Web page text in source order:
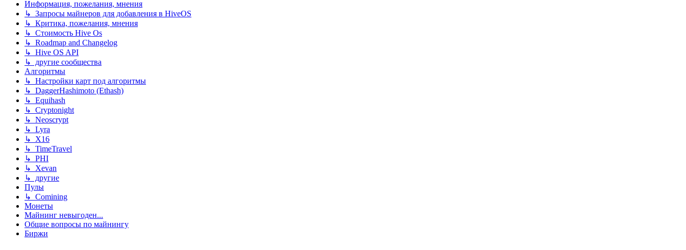
Информация, пожелания, мнения
↳ Запросы майнеров для добавления в HiveOS
↳ Критика, пожелания, мнения
↳ Стоимость Hive Os
↳ Roadmap and Changelog
↳ Hive OS API
↳ другие сообщества
Алгоритмы
↳ Настройки карт под алгоритмы
↳ DaggerHashimoto (Ethash)
↳ Equihash
↳ Cryptonight
↳ Neoscrypt
↳ Lyra
↳ X16
↳ TimeTravel
↳ PHI
↳ Xevan
↳ другие
Пулы
↳ Comining
Монеты
Майнинг невыгоден...
Общие вопросы по майнингу
Биржи